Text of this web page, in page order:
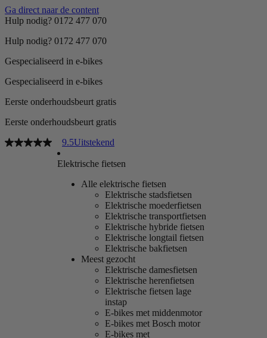
Ga direct naar de content
Hulp nodig? 0172 477 070
Hulp nodig? 0172 477 070
Gespecialiseerd in e-bikes
Gespecialiseerd in e-bikes
Eerste onderhoudsbeurt gratis
Eerste onderhoudsbeurt gratis
9.5Uitstekend
Elektrische fietsen
Alle elektrische fietsen
Elektrische stadsfietsen
Elektrische moederfietsen
Elektrische transportfietsen
Elektrische hybride fietsen
Elektrische longtail fietsen
Elektrische bakfietsen
Meest gezocht
Elektrische damesfietsen
Elektrische herenfietsen
Elektrische fietsen lage
instap
E-bikes met middenmotor
E-bikes met Bosch motor
E-bikes met